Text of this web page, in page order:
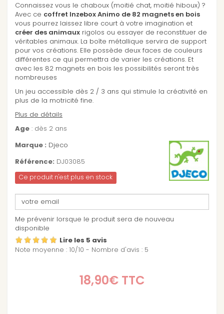
Connaissez vous le chaboux (moitié chat, moitié hiboux) ?
Avec ce coffret Inzebox Animo de 82 magnets en bois
vous pourrez laissez libre court à votre imagination et
créer des animaux rigolos ou essayer de reconstituer de
véritables animaux. La boîte métallique servira de support
pour vos créations. Elle possède deux faces de couleurs
différentes ce qui permettra de varier les créations. Et
avec les 82 magnets en bois les possibilités seront très
nombreuses
Un jeu accessible dès 2 / 3 ans qui stimule la créativité en
plus de la motricité fine.
Plus de détails
Age : dès 2 ans
Marque : Djeco
Référence: DJ03085
Ce produit n'est plus en stock
Me prévenir lorsque le produit sera de nouveau
disponible
Lire les 5 avis
Note moyenne : 10/10 - Nombre d'avis : 5
18,90€TTC